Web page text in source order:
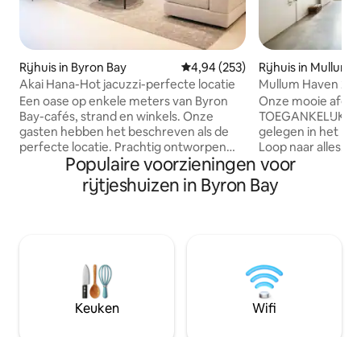
Rijhuis in Byron Bay Gemiddelde beoordeling van
4,94 (253)
Akai Hana-Hot jacuzzi-perfecte locatie
Een oase op enkele meters van Byron
Bay-cafés, strand en winkels. Onze
gasten hebben het beschreven als de
perfecte locatie. Prachtig ontworpen
met zalig comfortabele bedden en
lounge. Alles onlangs gerenoveerd en
airco in alle kamers. Alles wat je nodig
geluidsavondklok om 22.00 uur. Strikt
GEEN FEESTEN, geen schoolreisjes,
omdat we ons in een rustige zone
Rijhuis in
Mullum Haven 2
Onze mooie
gelegen in het
Loop naar alles.
rijden van de
Brunswick
plek om te
parkeerplaats.
werkruimte.
HUISDIEREN
Populaire voorzieningen voor
rijtjeshuizen in Byron Bay
Keuken Wifi